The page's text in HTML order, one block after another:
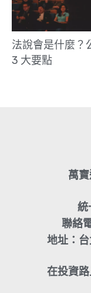
法說會是什麼？
3 大要點
萬
聯絡
地址：
在投資